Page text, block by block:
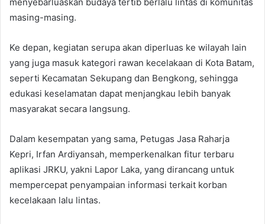
menyebarluaskan budaya tertib berlalu lintas di komunitas
masing-masing.
Ke depan, kegiatan serupa akan diperluas ke wilayah lain
yang juga masuk kategori rawan kecelakaan di Kota Batam,
seperti Kecamatan Sekupang dan Bengkong, sehingga
edukasi keselamatan dapat menjangkau lebih banyak
masyarakat secara langsung.
Dalam kesempatan yang sama, Petugas Jasa Raharja
Kepri, Irfan Ardiyansah, memperkenalkan fitur terbaru
aplikasi JRKU, yakni Lapor Laka, yang dirancang untuk
mempercepat penyampaian informasi terkait korban
kecelakaan lalu lintas.